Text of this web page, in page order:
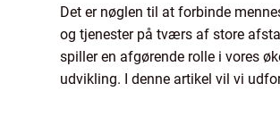
Det er nøglen til at forbinde
og tjenester på tværs af store
spiller en afgørende rolle i vores
udvikling. I denne artikel vil vi